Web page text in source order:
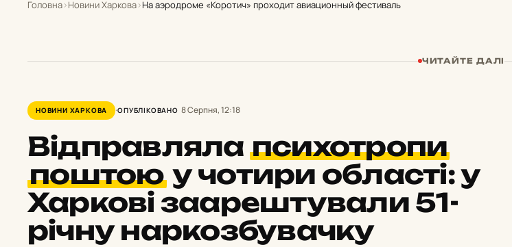
Головна›Новини Харкова›На аэродроме «Коротич» проходит авиационный фестиваль
ЧИТАЙТЕ ДАЛІ
НОВИНИ ХАРКОВА ОПУБЛІКОВАНО 8 Серпня, 12:18
Відправляла психотропи
поштоюу чотири області: у
Харкові заарештували 51-
річну наркозбувачку